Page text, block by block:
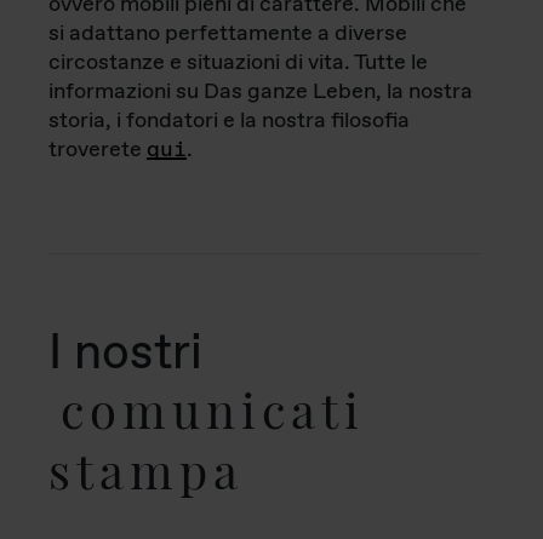
si adattano perfettamente a diverse
circostanze e situazioni di vita. Tutte le
informazioni su Das ganze Leben, la nostra
storia, i fondatori e la nostra filosofia
troverete qui.
I nostri
comunicati
stampa